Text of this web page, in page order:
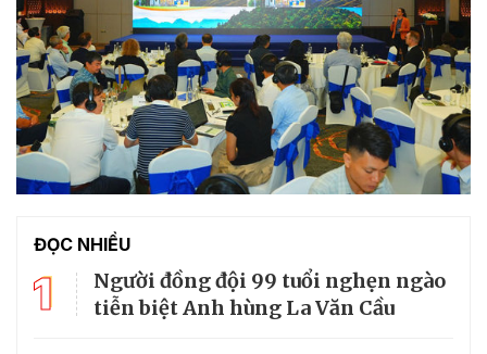
ĐỌC NHIỀU
1
Người đồng đội 99 tuổi nghẹn ngào
tiễn biệt Anh hùng La Văn Cầu